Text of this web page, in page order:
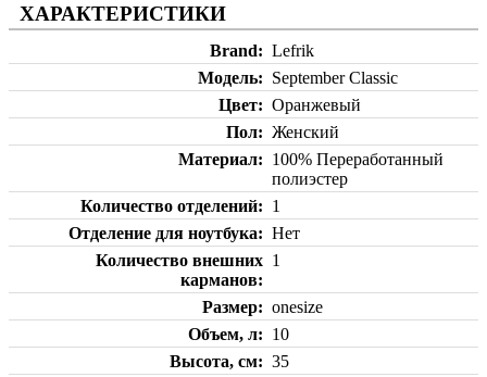
ХАРАКТЕРИСТИКИ
Brand
Lefrik
Модель
September Classic
Цвет
Оранжевый
Пол
Женский
Материал
100% Переработанный
полиэстер
Количество отделений
1
Отделение для ноутбука
Нет
Количество внешних
карманов
1
Размер
onesize
Объем, л
10
Высота, см
35